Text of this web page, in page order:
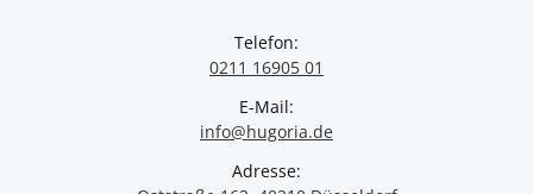
Telefon:
0211 16905 01
E-Mail:
info@hugoria.de
Adresse: